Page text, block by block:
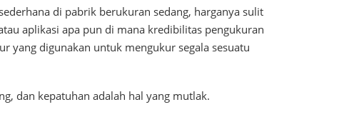
di pabrik berukuran sedang, harganya sulit
aplikasi apa pun di mana kredibilitas pengukuran
digunakan untuk mengukur segala sesuatu
dan kepatuhan adalah hal yang mutlak.